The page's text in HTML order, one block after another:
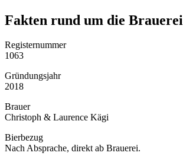
Fakten rund um die Brauerei
Registernummer
1063
Gründungsjahr
2018
Brauer
Christoph & Laurence Kägi
Bierbezug
Nach Absprache, direkt ab Brauerei.